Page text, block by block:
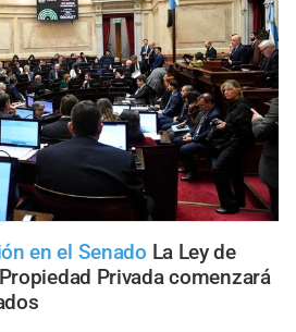
en el Senado La Ley de
Privada comenzará